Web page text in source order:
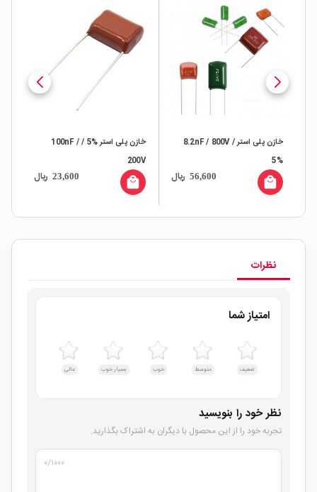
خازن پلی استر 8.2nF / 800V /
5%
56,600 ریال local_mall
خازن پلی استر %5 / 100nF /
200V
23,600 ریال local_mall
نظرات
امتیاز شما
ضعیف متوسط خوب بسیار خوب عالی
نظر خود را بنویسید
تجربه خود را از این محصول با دیگران به اشتراک بگذارید.
۰/۱۰۰۰